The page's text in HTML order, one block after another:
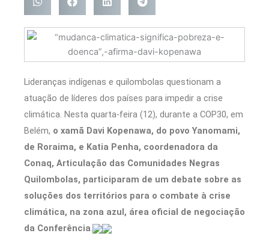
Lideranças indígenas e quilombolas questionam a
atuação de líderes dos países para impedir a crise
climática. Nesta quarta-feira (12), durante a COP30, em
Belém, o xamã Davi Kopenawa, do povo Yanomami,
de Roraima, e Katia Penha, coordenadora da
Conaq, Articulação das Comunidades Negras
Quilombolas, participaram de um debate sobre as
soluções dos territórios para o combate à crise
climática, na zona azul, área oficial de negociação
da Conferência.